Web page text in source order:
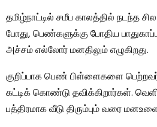
தமிழ்நாட்டில் சமீப காலத்தில் நடந்த
போது, பெண்களுக்கு போதிய
அச்சம் எல்லோர் மனதிலும் எழுகிறது.
குறிப்பாக பெண் பிள்ளைகளை
கட்டிக் கொண்டு தவிக்கிறார்கள்.
பத்திரமாக வீடு திரும்பும் வரை